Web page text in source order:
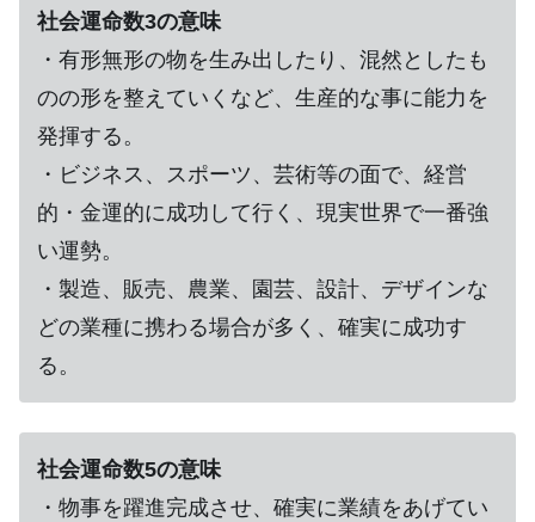
社会運命数3の意味
・有形無形の物を生み出したり、混然としたも
のの形を整えていくなど、生産的な事に能力を
発揮する。
・ビジネス、スポーツ、芸術等の面で、経営
的・金運的に成功して行く、現実世界で一番強
い運勢。
・製造、販売、農業、園芸、設計、デザインな
どの業種に携わる場合が多く、確実に成功す
る。
社会運命数5の意味
・物事を躍進完成させ、確実に業績をあげてい